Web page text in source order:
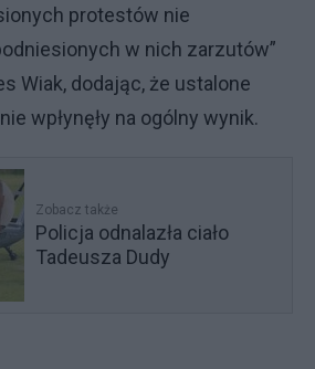
protestów nie
w nich zarzutów”
Wiak, dodając, że ustalone
wpłynęły na ogólny wynik.
Zobacz także
Policja odnalazła ciało
Tadeusza Dudy